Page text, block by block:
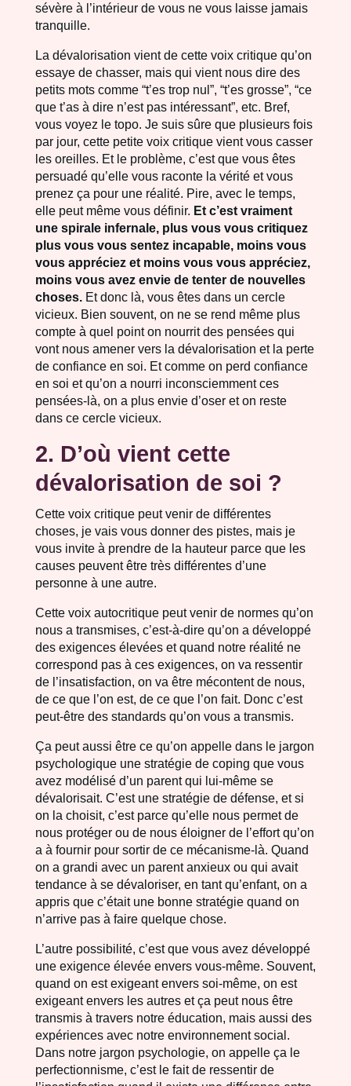
sévère à l’intérieur de vous ne vous laisse jamais
tranquille.
La dévalorisation vient de cette voix critique qu’on
essaye de chasser, mais qui vient nous dire des
petits mots comme “t’es trop nul”, “t’es grosse”, “ce
que t’as à dire n’est pas intéressant”, etc. Bref,
vous voyez le topo. Je suis sûre que plusieurs fois
par jour, cette petite voix critique vient vous casser
les oreilles. Et le problème, c’est que vous êtes
persuadé qu’elle vous raconte la vérité et vous
prenez ça pour une réalité. Pire, avec le temps,
elle peut même vous définir. Et c’est vraiment
une spirale infernale, plus vous vous critiquez
plus vous vous sentez incapable, moins vous
vous appréciez et moins vous vous appréciez,
moins vous avez envie de tenter de nouvelles
choses.Et donc là, vous êtes dans un cercle
vicieux. Bien souvent, on ne se rend même plus
compte à quel point on nourrit des pensées qui
vont nous amener vers la dévalorisation et la perte
de confiance en soi. Et comme on perd confiance
en soi et qu’on a nourri inconsciemment ces
pensées-là, on a plus envie d’oser et on reste
dans ce cercle vicieux.
2. D’où vient cette
dévalorisation de soi ?
Cette voix critique peut venir de différentes
choses, je vais vous donner des pistes, mais je
vous invite à prendre de la hauteur parce que les
causes peuvent être très différentes d’une
personne à une autre.
Cette voix autocritique peut venir de normes qu’on
nous a transmises, c’est-à-dire qu’on a développé
des exigences élevées et quand notre réalité ne
correspond pas à ces exigences, on va ressentir
de l’insatisfaction, on va être mécontent de nous,
de ce que l’on est, de ce que l’on fait. Donc c’est
peut-être des standards qu’on vous a transmis.
Ça peut aussi être ce qu’on appelle dans le jargon
psychologique une stratégie de coping que vous
avez modélisé d’un parent qui lui-même se
dévalorisait. C’est une stratégie de défense, et si
on la choisit, c’est parce qu’elle nous permet de
nous protéger ou de nous éloigner de l’effort qu’on
a à fournir pour sortir de ce mécanisme-là. Quand
on a grandi avec un parent anxieux ou qui avait
tendance à se dévaloriser, en tant qu’enfant, on a
appris que c’était une bonne stratégie quand on
n’arrive pas à faire quelque chose.
L’autre possibilité, c’est que vous avez développé
une exigence élevée envers vous-même. Souvent,
quand on est exigeant envers soi-même, on est
exigeant envers les autres et ça peut nous être
transmis à travers notre éducation, mais aussi des
expériences avec notre environnement social.
Dans notre jargon psychologie, on appelle ça le
perfectionnisme, c’est le fait de ressentir de